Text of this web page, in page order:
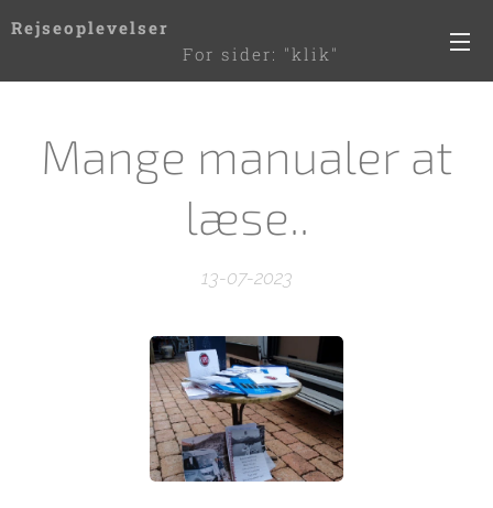
Rejseoplevelser
For sider: "klik"
de 3 streger til højre
Mange manualer at
læse..
13-07-2023